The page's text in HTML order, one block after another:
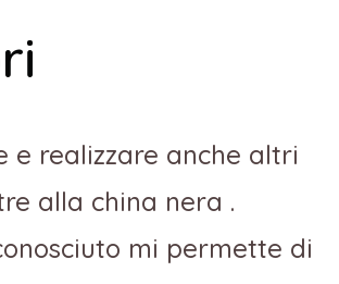
e realizzare anche altri
alla china nera .
mi permette di